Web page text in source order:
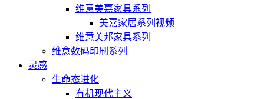
维意美嘉家具系列
美嘉家居系列视频
维意美邦家具系列
维意数码印刷系列
灵感
生命态进化
有机现代主义